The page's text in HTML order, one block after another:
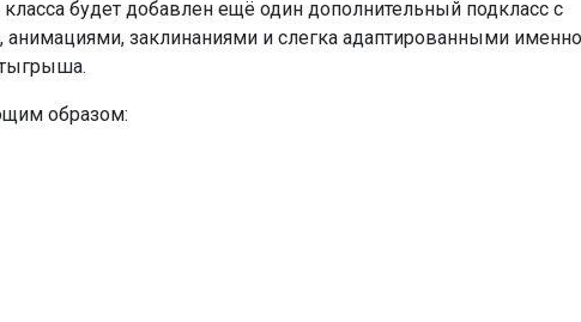
будет добавлен ещё один дополнительный подкласс с
заклинаниями и слегка адаптированными именно
образом: